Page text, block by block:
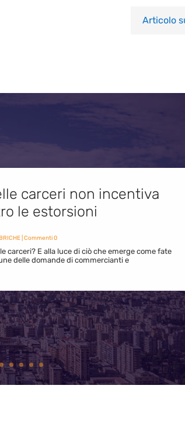
Articolo
carceri non incentiva
le estorsioni
| Commenti 0
carceri? E alla luce di ciò che emerge come fate
delle domande di commercianti e